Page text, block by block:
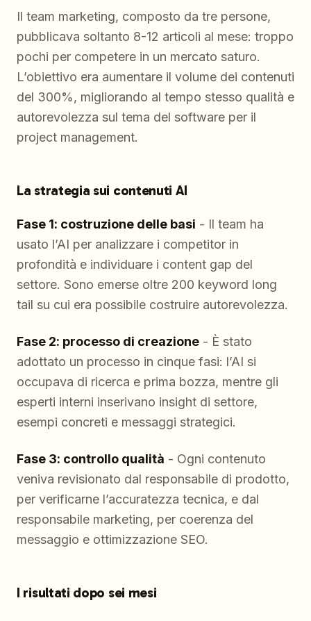
Il team marketing, composto da tre persone,
pubblicava soltanto 8-12 articoli al mese: troppo
pochi per competere in un mercato saturo.
L’obiettivo era aumentare il volume dei contenuti
del 300%, migliorando al tempo stesso qualità e
autorevolezza sul tema del software per il
project management.
La strategia sui contenuti AI
Fase 1: costruzione delle basi - Il team ha
usato l’AI per analizzare i competitor in
profondità e individuare i content gap del
settore. Sono emerse oltre 200 keyword long
tail su cui era possibile costruire autorevolezza.
Fase 2: processo di creazione - È stato
adottato un processo in cinque fasi: l’AI si
occupava di ricerca e prima bozza, mentre gli
esperti interni inserivano insight di settore,
esempi concreti e messaggi strategici.
Fase 3: controllo qualità - Ogni contenuto
veniva revisionato dal responsabile di prodotto,
per verificarne l’accuratezza tecnica, e dal
responsabile marketing, per coerenza del
messaggio e ottimizzazione SEO.
I risultati dopo sei mesi